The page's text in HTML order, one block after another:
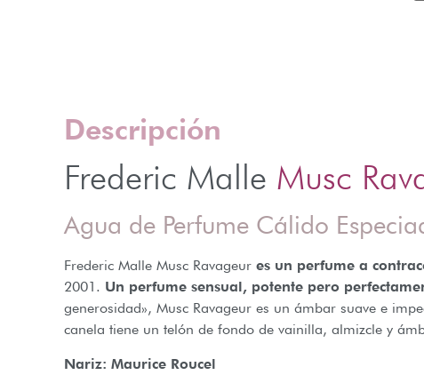
Descripción
Frederic Malle Musc
Agua de Perfume Cálido
Frederic Malle Musc Ravageur es un perfume a
2001. Un perfume sensual, potente pero
generosidad», Musc Ravageur es un ámbar suave e
canela tiene un telón de fondo de vainilla, almizcle y
Nariz: Maurice Roucel